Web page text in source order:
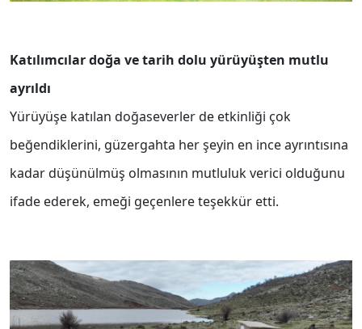
Katılımcılar doğa ve tarih dolu yürüyüşten mutlu
ayrıldı
Yürüyüşe katılan doğaseverler de etkinliği çok
beğendiklerini, güzergahta her şeyin en ince ayrıntısına
kadar düşünülmüş olmasının mutluluk verici olduğunu
ifade ederek, emeği geçenlere teşekkür etti.